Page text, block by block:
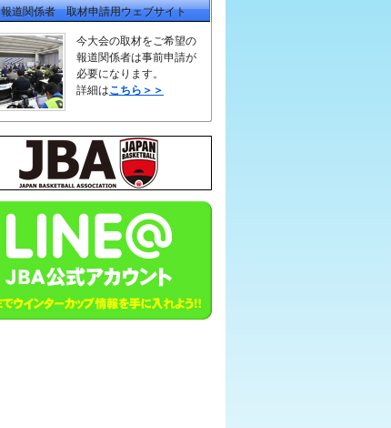
報道関係者 取材申請用ウェブサイト
今大会の取材をご希望の
報道関係者は事前申請が
必要になります。
詳細はこちら＞＞